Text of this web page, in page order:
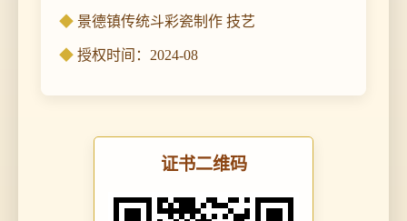
景德镇传统斗彩瓷制作 技艺
授权时间：2024-08
证书二维码